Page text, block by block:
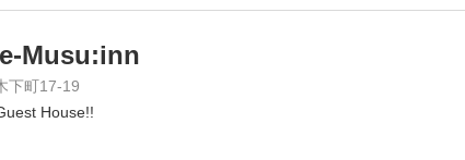
Musu:inn
下町17-19
House!!